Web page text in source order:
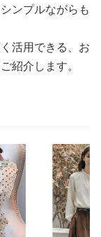
ンプルながらも
活用できる、お
紹介します。